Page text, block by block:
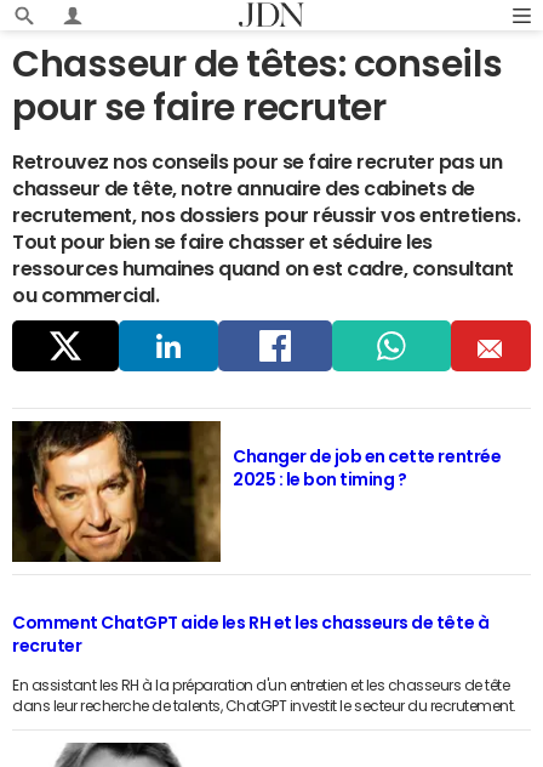
Chasseur de têtes: conseils
pour se faire recruter
Retrouvez nos conseils pour se faire recruter pas un
chasseur de tête, notre annuaire des cabinets de
recrutement, nos dossiers pour réussir vos entretiens.
Tout pour bien se faire chasser et séduire les
ressources humaines quand on est cadre, consultant
ou commercial.
ger dIn app
Changer de job en cette rentrée
2025 : le bon timing ?
Comment ChatGPT aide les RH et les chasseurs de tête à
recruter
En assistant les RH à la préparation d'un entretien et les chasseurs de tête
dans leur recherche de talents, ChatGPT investit le secteur du recrutement.